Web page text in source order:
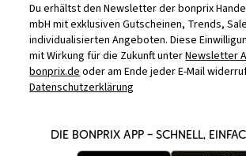
Du erhältst den Newsletter der bonprix
mbH mit exklusiven Gutscheinen, Trends,
individualisierten Angeboten. Diese
mit Wirkung für die Zukunft unterNewsletter
bonprix.deoder am Ende jeder E-Mail
Datenschutzerklärung
DIE BONPRIX APP – SCHNELL,